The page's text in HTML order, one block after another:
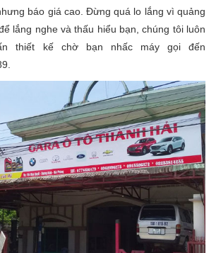
báo giá cao. Đừng quá lo lắng vì quảng
lắng nghe và thấu hiểu bạn, chúng tôi luôn
thiết kế chờ bạn nhấc máy gọi đến